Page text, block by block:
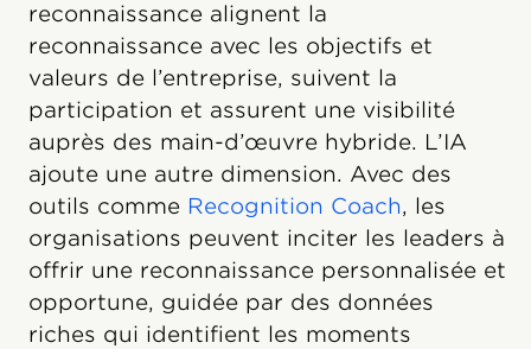
reconnaissance alignent la
reconnaissance avec les objectifs et
valeurs de l’entreprise, suivent la
participation et assurent une visibilité
auprès des main-d’œuvre hybride. L’IA
ajoute une autre dimension. Avec des
outils comme Recognition Coach, les
organisations peuvent inciter les leaders à
offrir une reconnaissance personnalisée et
opportune, guidée par des données
riches qui identifient les moments